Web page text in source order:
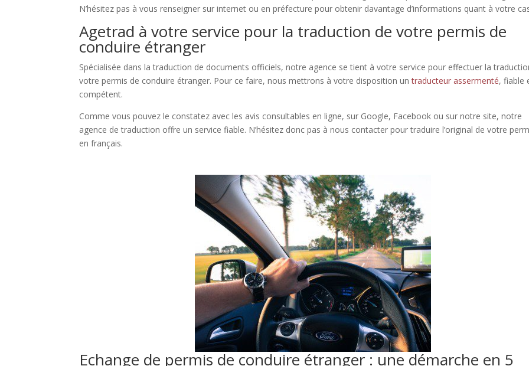
N’hésitez pas à vous renseigner sur internet ou en préfecture pour obtenir davantage d’informations quant à votre
Agetrad à votre service pour la traduction de votre permis de
conduire étranger
Spécialisée dans la traduction de documents officiels, notre agence se tient à votre service pour effectuer la
votre permis de conduire étranger. Pour ce faire, nous mettrons à votre disposition untraducteur assermenté, fiable
compétent.
Comme vous pouvez le constatez avec les avis consultables en ligne, sur Google, Facebook ou sur notre site, notre
agence de traduction offre un service fiable. N’hésitez donc pas à nous contacter pour traduire l’original de votre
en français.
Echange de permis de conduire étranger : une démarche en 5